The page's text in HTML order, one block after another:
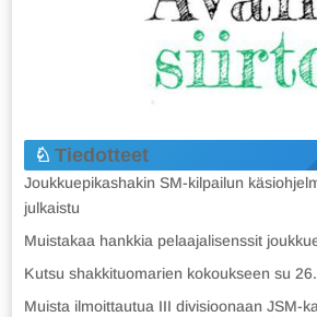
Tiedotteet
Joukkuepikashakin SM-kilpailun
julkaistu
Muistakaa hankkia pelaajalisenssit
Kutsu shakkituomarien kokoukseen su
Muista ilmoittautua III divisioonaan JSM-